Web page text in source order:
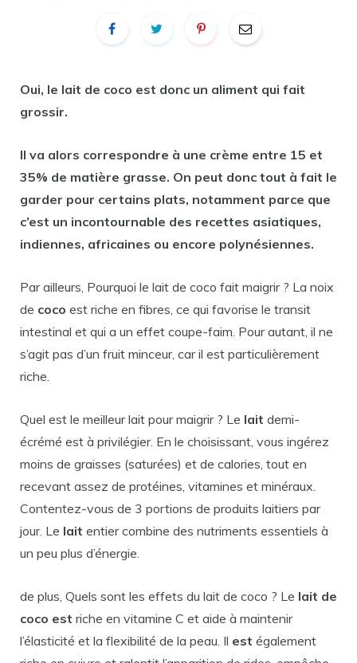
Oui, le lait de coco est donc un aliment qui fait
grossir.
Il va alors correspondre à une crème entre 15 et
35% de matière grasse. On peut donc tout à fait le
garder pour certains plats, notamment parce que
c’est un incontournable des recettes asiatiques,
indiennes, africaines ou encore polynésiennes.
Par ailleurs, Pourquoi le lait de coco fait maigrir ? La noix
de coco est riche en fibres, ce qui favorise le transit
intestinal et qui a un effet coupe-faim. Pour autant, il ne
s’agit pas d’un fruit minceur, car il est particulièrement
riche.
Quel est le meilleur lait pour maigrir ? Le lait demi-
écrémé est à privilégier. En le choisissant, vous ingérez
moins de graisses (saturées) et de calories, tout en
recevant assez de protéines, vitamines et minéraux.
Contentez-vous de 3 portions de produits laitiers par
jour. Le lait entier combine des nutriments essentiels à
un peu plus d’énergie.
de plus, Quels sont les effets du lait de coco ? Le lait de
coco est riche en vitamine C et aide à maintenir
l’élasticité et la flexibilité de la peau. Il est également